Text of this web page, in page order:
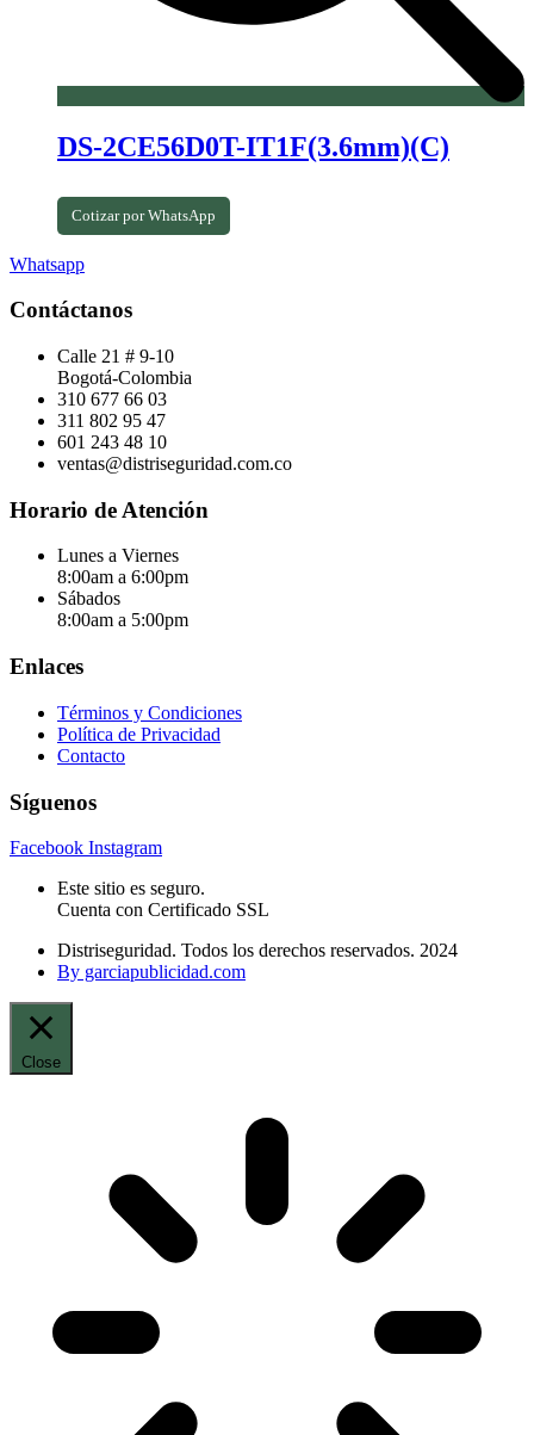
DS-2CE56D0T-IT1F(3.6mm)(C)
Cotizar por WhatsApp
Whatsapp
Contáctanos
Calle 21 # 9-10
Bogotá-Colombia
310 677 66 03
311 802 95 47
601 243 48 10
ventas@distriseguridad.com.co
Horario de Atención
Lunes a Viernes
8:00am a 6:00pm
Sábados
8:00am a 5:00pm
Enlaces
Términos y Condiciones
Política de Privacidad
Contacto
Síguenos
Facebook Instagram
Este sitio es seguro.
Cuenta con Certificado SSL
Distriseguridad. Todos los derechos reservados. 2024
By garciapublicidad.com
Close